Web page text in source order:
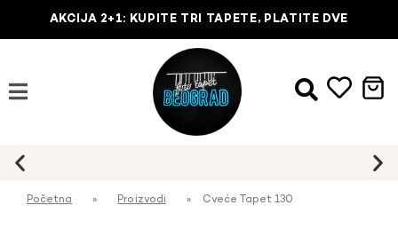
AKCIJA 2+1: KUPITE TRI TAPETE, PLATITE DVE
Početna » Proizvodi » Cveće Tapet 130